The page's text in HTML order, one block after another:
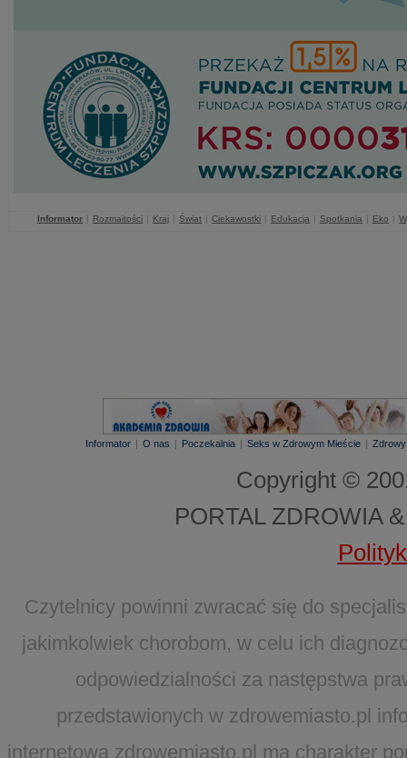
Informator | Rozmaitości | Kraj | Świat | Ciekawostki | Edukacja | Spotkania | Eko |
Informator | O nas | Poczekalnia | Seks w Zdrowym Mieście |
Copyright ©
PORTAL ZDROWIA
Czytelnicy powinni zwracać się do
jakimkolwiek chorobom, w celu ich
odpowiedzialności za następstwa
przedstawionych w zdrowemiasto.pl
internetowa zdrowemiasto.pl ma charakter